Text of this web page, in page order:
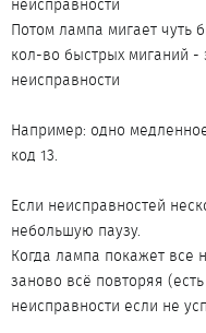
неисправности
Потом лампа мигает чуть
кол-во быстрых миганий -
неисправности
Например: одно
код 13.
Если неисправностей
небольшую паузу.
Когда лампа покажет все
заново всё повторяя
неисправности если не